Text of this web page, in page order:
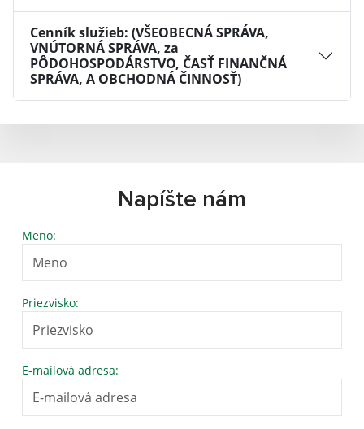
Cenník služieb: (VŠEOBECNÁ SPRÁVA,
VNÚTORNÁ SPRÁVA, za
PÔDOHOSPODÁRSTVO, ČASŤ FINANČNÁ
SPRÁVA, A OBCHODNÁ ČINNOSŤ)
Napíšte nám
Meno:
Priezvisko:
E-mailová adresa: